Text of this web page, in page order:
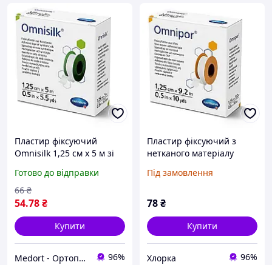
Пластир фіксуючий
Omnisilk 1,25 см х 5 м зі
Готово до відправки
54.78₴
66 ₴
Купити
Medort - Ортопедична продукція, товари для здоров'я 96%
Пластир фіксуючий з
нетканого матеріалу
Під замовлення
78₴
Купити
Хлорка 96%